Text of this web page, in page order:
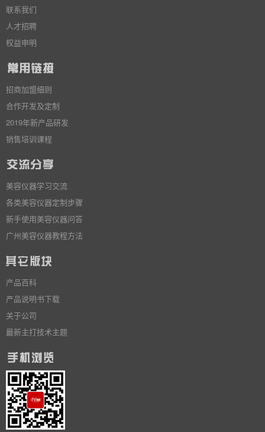
联系我们
人才招聘
权益申明
招商加盟细则
合作开发及定制
2019年新产品研发
销售培训课程
美容仪器学习交流
各类美容仪器定制步骤
新手使用美容仪器问答
广州美容仪器教程方法
产品百科
产品说明书下载
关于公司
最新主打技术主题